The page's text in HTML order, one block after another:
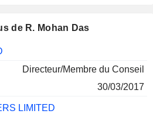
de R. Mohan Das
Directeur/Membre du Conseil
30/03/2017
LIMITED